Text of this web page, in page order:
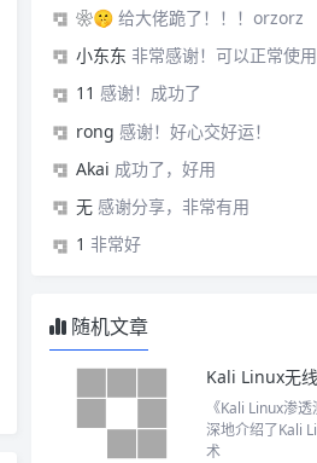
❀🤫 给大佬跪了！！！orzorz
小东东 非常感谢！可以正常使用
11 感谢！成功了
rong 感谢！好心交好运！
Akai 成功了，好用
无 感谢分享，非常有用
1 非常好
随机文章
《Kali Linux渗
深地介绍了Kali
术